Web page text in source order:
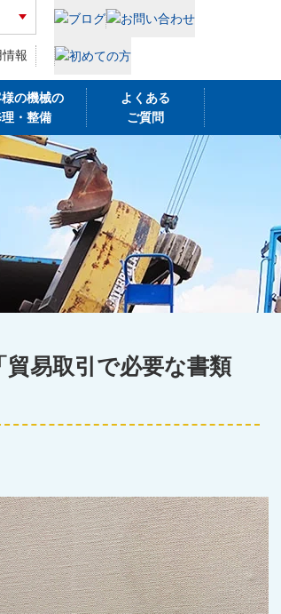
報
の機械の
・整備
よくある
ご質問
易取引で必要な書類